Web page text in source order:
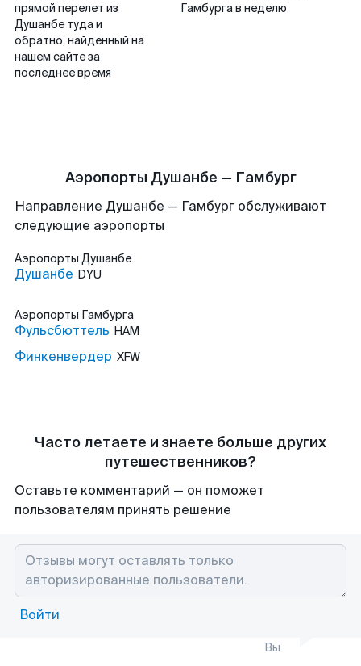
прямой перелет из
Душанбе туда и
обратно, найденный на
нашем сайте за
последнее время
Гамбурга в неделю
Аэропорты Душанбе — Гамбург
Направление Душанбе — Гамбург обслуживают
следующие аэропорты
Аэропорты Душанбе
Душанбе DYU
Аэропорты Гамбурга
Фульсбюттель HAM
Финкенвердер XFW
Часто летаете и знаете больше других
путешественников?
Оставьте комментарий — он поможет
пользователям принять решение
Войти
Вы